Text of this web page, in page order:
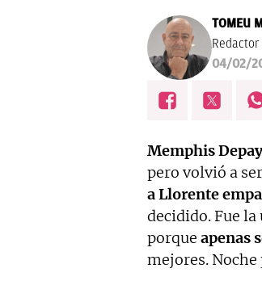
TOMEU
04/02/
Memphis Depay
pero volvió a
a Llorente
decidido. Fue
porque apenas
mejores.